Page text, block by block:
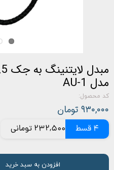
مدل AU-1
کد محصول:
۹۳۰,۰۰۰ تومان
4 قسط 232,500 تومانی
افزودن به سبد خرید